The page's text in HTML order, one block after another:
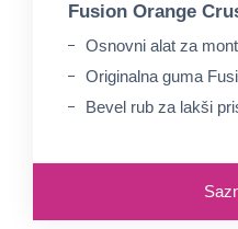
Fusion Orange
Osnovni alat za
Originalna guma
Bevel rub za lakši